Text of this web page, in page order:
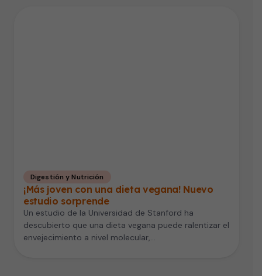
Digestión y Nutrición
¡Más joven con una dieta vegana! Nuevo
estudio sorprende
Un estudio de la Universidad de Stanford ha
descubierto que una dieta vegana puede ralentizar el
envejecimiento a nivel molecular,…